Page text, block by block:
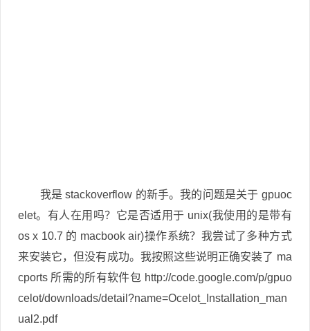
我是 stackoverflow 的新手。我的问题是关于 gpuoc
elet。有人在用吗？它是否适用于 unix(我使用的是带有
os x 10.7 的 macbook air)操作系统？我尝试了多种方式
来安装它，但没有成功。我按照这些说明正确安装了 ma
cports 所需的所有软件包 http://code.google.com/p/gpuo
celot/downloads/detail?name=Ocelot_Installation_man
ual2.pdf